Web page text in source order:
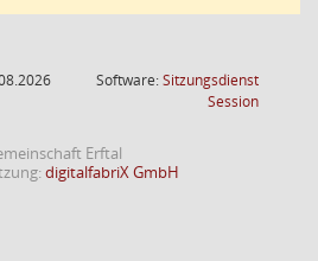
Software:Sitzungsdienst
Session(Wird in
Erftal
digitalfabriX GmbH